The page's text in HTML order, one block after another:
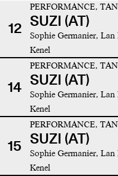
12
PERFORMANCE,
SUZI (AT)
Sophie Germanier, Lan
Kenel
14
PERFORMANCE,
SUZI (AT)
Sophie Germanier, Lan
Kenel
15
PERFORMANCE,
SUZI (AT)
Sophie Germanier, Lan
Kenel